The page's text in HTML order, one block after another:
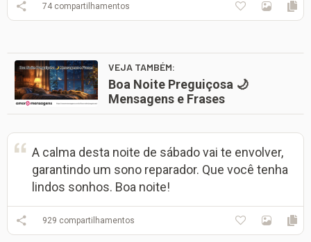
74 compartilhamentos
VEJA TAMBÉM:
Boa Noite Preguiçosa 🌙
Mensagens e Frases
A calma desta noite de sábado vai te envolver,
garantindo um sono reparador. Que você tenha
lindos sonhos. Boa noite!
929 compartilhamentos